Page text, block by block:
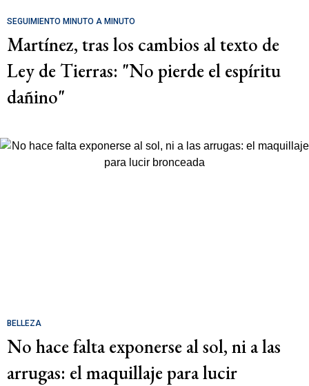
SEGUIMIENTO MINUTO A MINUTO
Martínez, tras los cambios al texto de
Ley de Tierras: "No pierde el espíritu
dañino"
BELLEZA
No hace falta exponerse al sol, ni a las
arrugas: el maquillaje para lucir